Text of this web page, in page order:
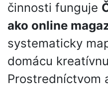
činnosti funguje
ako online
systematicky
domácu
Prostredníctvom